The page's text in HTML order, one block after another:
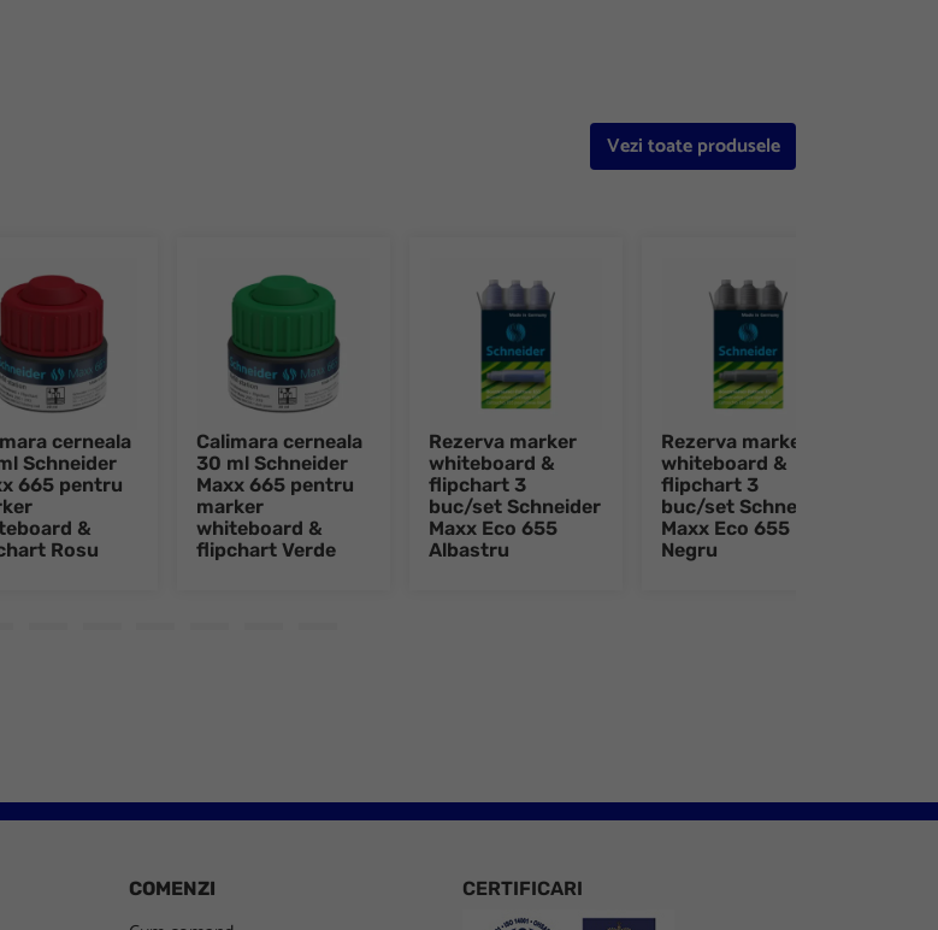
Vezi toate produsele
cerneala
Schneider
665 pentru
&
Rosu
Calimara cerneala
30 ml Schneider
Maxx 665 pentru
marker
whiteboard &
flipchart Verde
Rezerva marker
whiteboard &
flipchart 3
buc/set Schneider
Maxx Eco 655
Albastru
Rezerva marker
whiteboard &
flipchart 3
buc/set Schneider
Maxx Eco 655
Negru
1
COMENZI CERTIFICARI